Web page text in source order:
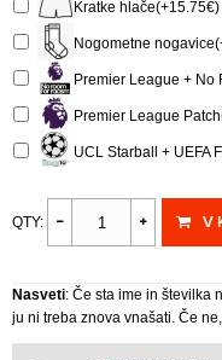
Kratke hlače(+15.75€)
Nogometne
Premier League + No
Premier League
UCL Starball + UEFA
QTY: V
Nasveti: Če sta ime in številka
ju ni treba znova vnašati. Če